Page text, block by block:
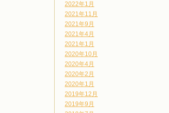
2022年1月
2021年11月
2021年9月
2021年4月
2021年1月
2020年10月
2020年4月
2020年2月
2020年1月
2019年12月
2019年9月